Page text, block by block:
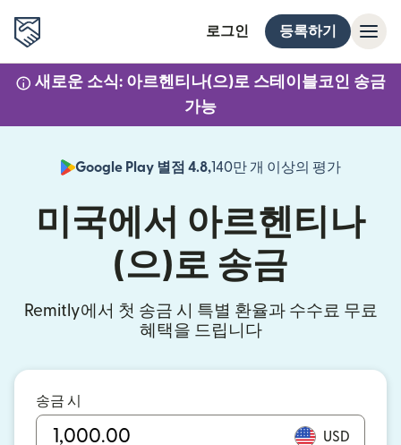
로그인 등록하기
새로운 소식: 아르헨티나(으)로 스테이블코인 송금
가능
Google Play 별점 4.8,140만 개 이상의 평가
미국에서 아르헨티나
(으)로 송금
Remitly에서 첫 송금 시 특별 환율과 수수료 무료
혜택을 드립니다
송금 시
USD